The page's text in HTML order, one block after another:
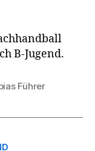
B-Jugend.
Führer